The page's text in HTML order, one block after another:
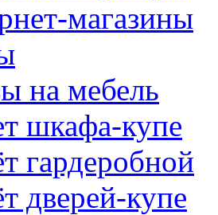
магазины
на мебель
шкафа-купе
гардеробной
дверей-купе